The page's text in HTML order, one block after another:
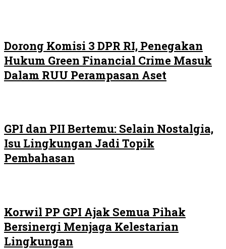
Dorong Komisi 3 DPR RI, Penegakan
Hukum Green Financial Crime Masuk
Dalam RUU Perampasan Aset
GPI dan PII Bertemu: Selain Nostalgia,
Isu Lingkungan Jadi Topik
Pembahasan
Korwil PP GPI Ajak Semua Pihak
Bersinergi Menjaga Kelestarian
Lingkungan